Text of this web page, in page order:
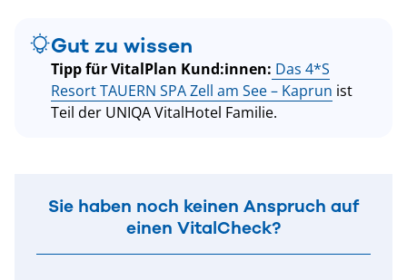
Gut zu wissen
Tipp für VitalPlan Kund:innen: Das 4*S
Resort TAUERN SPA Zell am See – Kaprun ist
Teil der UNIQA VitalHotel Familie.
Sie haben noch keinen Anspruch auf
einen VitalCheck?